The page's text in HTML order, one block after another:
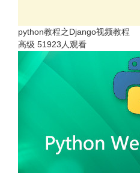
python教程之Django视频教程
高级 51923人观看